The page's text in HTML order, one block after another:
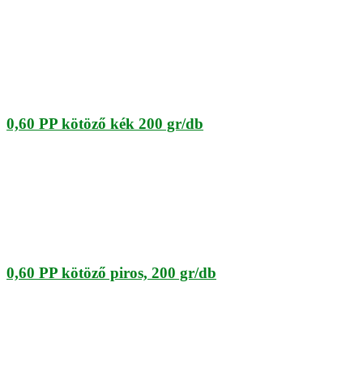
0,60 PP kötöző kék 200 gr/db
0,60 PP kötöző piros, 200 gr/db